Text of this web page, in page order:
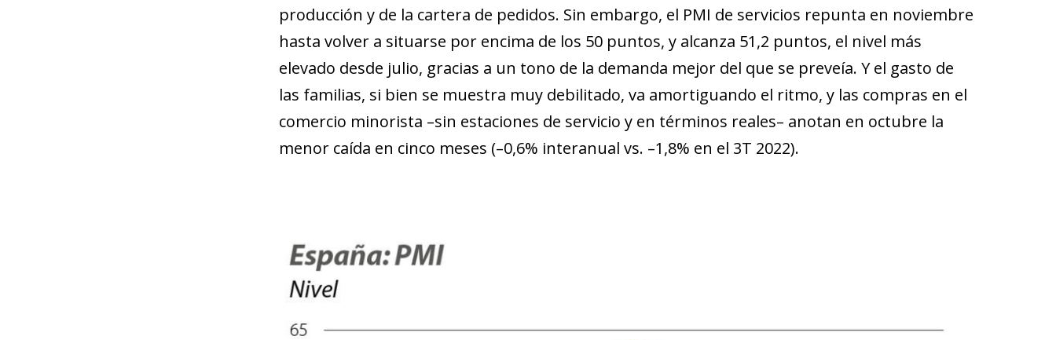
producción y de la cartera de pedidos. Sin embargo, el PMI de servicios repunta en noviembre
hasta volver a situarse por encima de los 50 puntos, y alcanza 51,2 puntos, el nivel más
elevado desde julio, gracias a un tono de la demanda mejor del que se preveía. Y el gasto de
las familias, si bien se muestra muy debilitado, va amortiguando el ritmo, y las compras en el
comercio minorista –sin estaciones de servicio y en términos reales– anotan en octubre la
menor caída en cinco meses (–0,6% interanual vs. –1,8% en el 3T 2022).